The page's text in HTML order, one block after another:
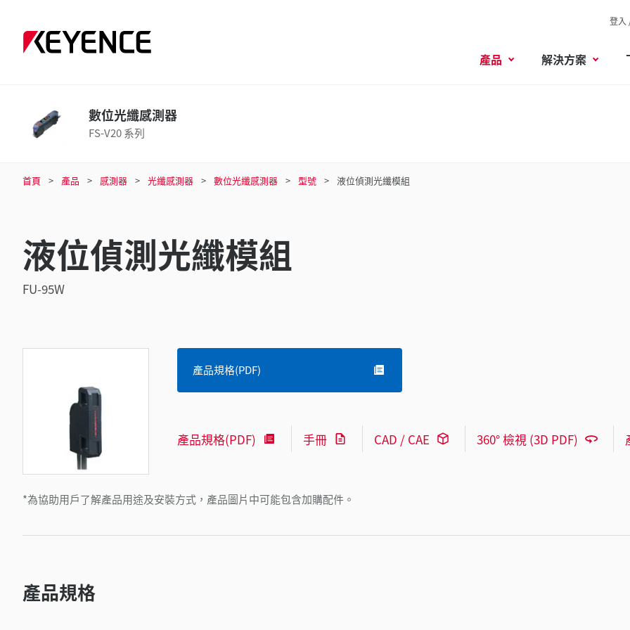
登入
產品 解決方案
數位光纖感測器
FS-V20 系列
首頁 產品 感測器 光纖感測器 數位光纖感測器 型號 液位偵測光纖模組
液位偵測光纖模組
FU-95W
*為協助用戶了解產品用途及安裝方式，產品圖片中可能包含加購配件。
產品規格(PDF)
產品規格(PDF) 手冊 CAD / CAE 360° 檢視 (3D PDF)
產品規格